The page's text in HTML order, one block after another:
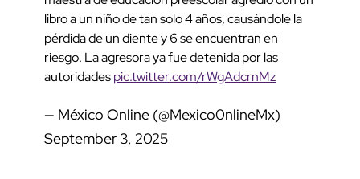
libro a un niño de tan solo 4 años, causándole la
pérdida de un diente y 6 se encuentran en
riesgo. La agresora ya fue detenida por las
autoridadespic.twitter.com/rWgAdcrnMz
— México Online (@Mexico0nlineMx)
September 3, 2025